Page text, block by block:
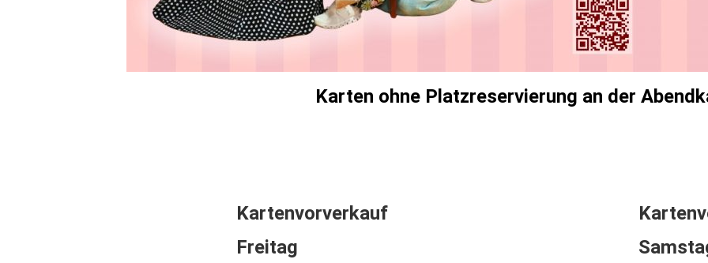
Karten ohne Platzreservierung an der
Kartenvorverkauf
Freitag